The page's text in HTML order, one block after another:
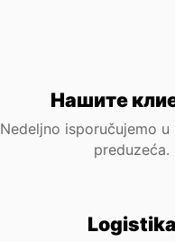
Нашите
Nedeljno isporučujemo u
preduzeća.
Logistika